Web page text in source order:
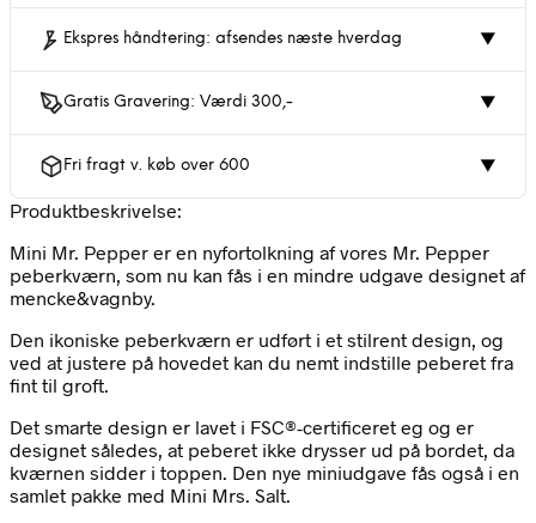
Ekspres håndtering: afsendes næste hverdag ▼
Gratis Gravering: Værdi 300,- ▼
Fri fragt v. køb over 600 ▼
Produktbeskrivelse:
Mini Mr. Pepper er en nyfortolkning af vores Mr. Pepper
peberkværn, som nu kan fås i en mindre udgave designet af
mencke&vagnby.
Den ikoniske peberkværn er udført i et stilrent design, og
ved at justere på hovedet kan du nemt indstille peberet fra
fint til groft.
Det smarte design er lavet i FSC®-certificeret eg og er
designet således, at peberet ikke drysser ud på bordet, da
kværnen sidder i toppen. Den nye miniudgave fås også i en
samlet pakke med Mini Mrs. Salt.